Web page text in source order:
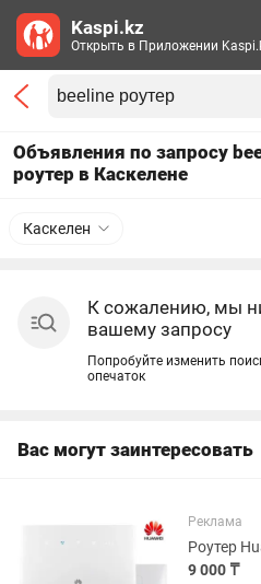
Объявления по запросу
роутер в Каскелене
Каскелен
К сожалению, мы
вашему запросу
Попробуйте изменить
опечаток
Вас могут заинтересовать
Реклама
Роутер
9 000 ₸
Kaspi.kz
Открыть в Приложении